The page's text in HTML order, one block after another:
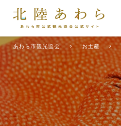
あわら市観光協会 お土産